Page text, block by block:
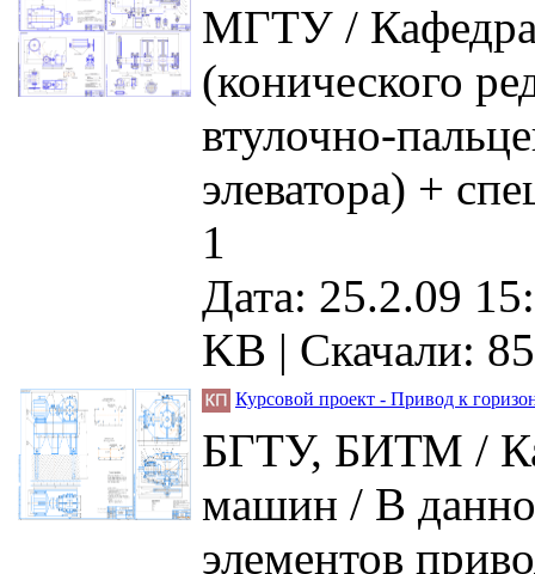
МГТУ / Кафедра
(конического
втулочно-
элеватора) +
1
Дата: 25.2.09
KB | Скачали: 85
Курсовой проект - Привод к
БГТУ, БИТМ /
машин / В
элементов